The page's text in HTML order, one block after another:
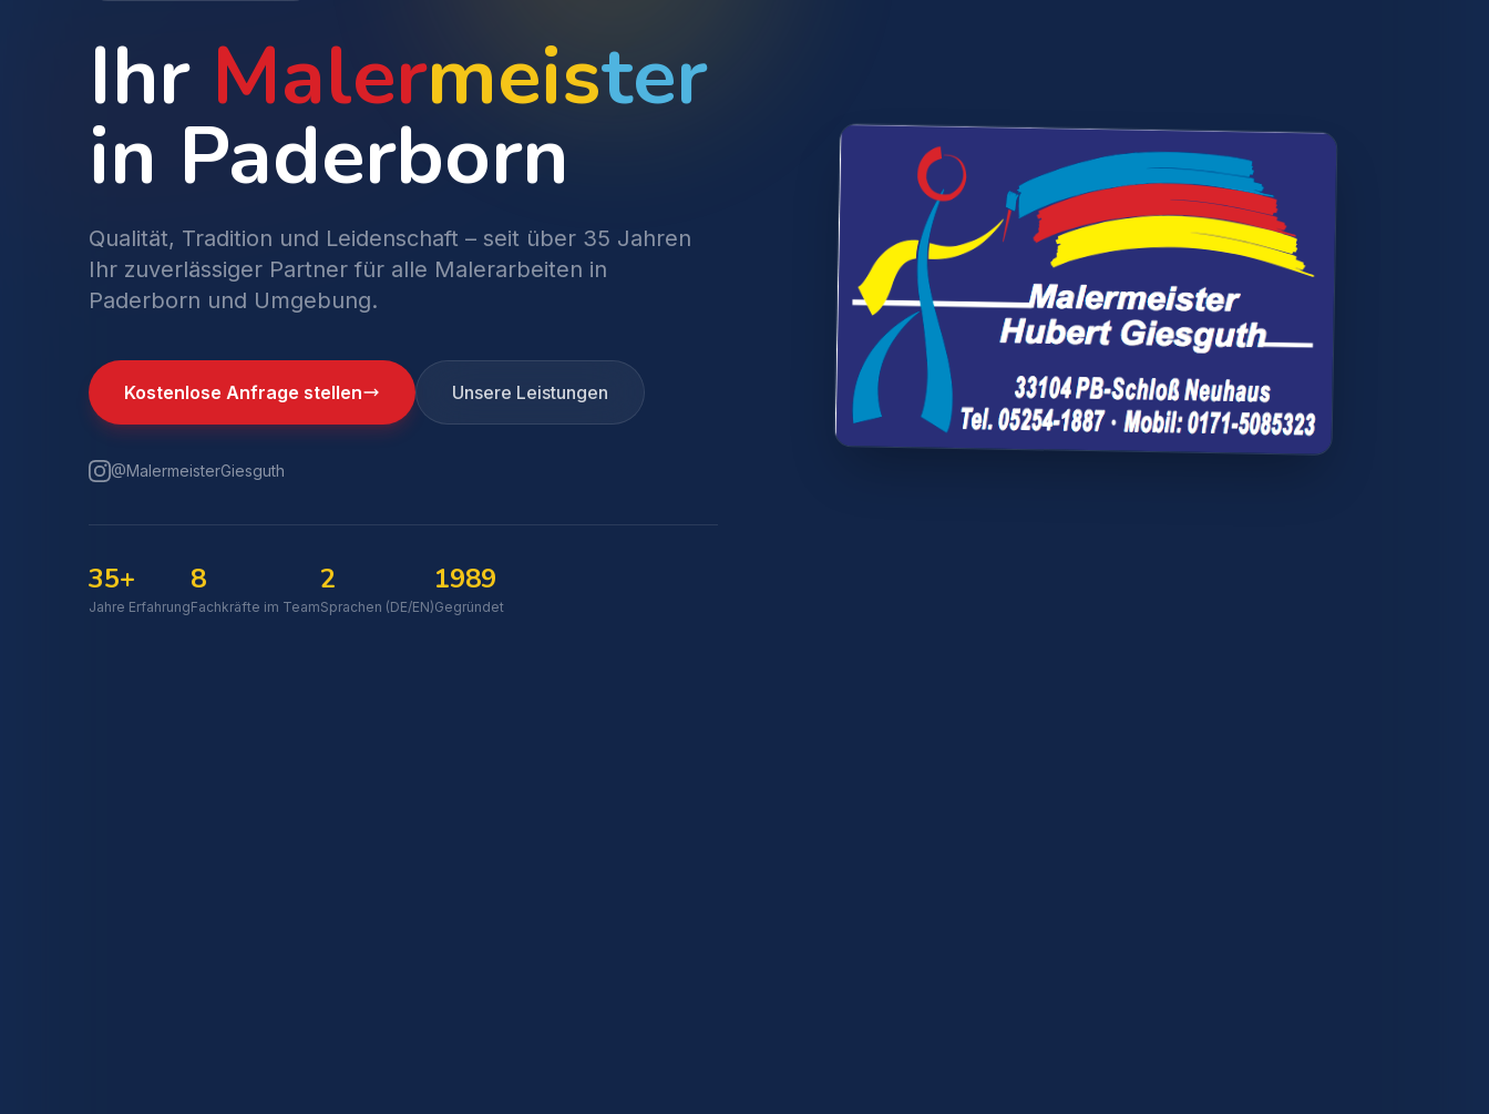
Ihr Malermeister
in Paderborn
Qualität, Tradition und Leidenschaft – seit über 35 Jahren
Ihr zuverlässiger Partner für alle Malerarbeiten in
Paderborn und Umgebung.
Kostenlose Anfrage stellen Unsere Leistungen
@MalermeisterGiesguth
35+
Jahre Erfahrung
8
Fachkräfte im Team
2
Sprachen (DE/EN)
1989
Gegründet